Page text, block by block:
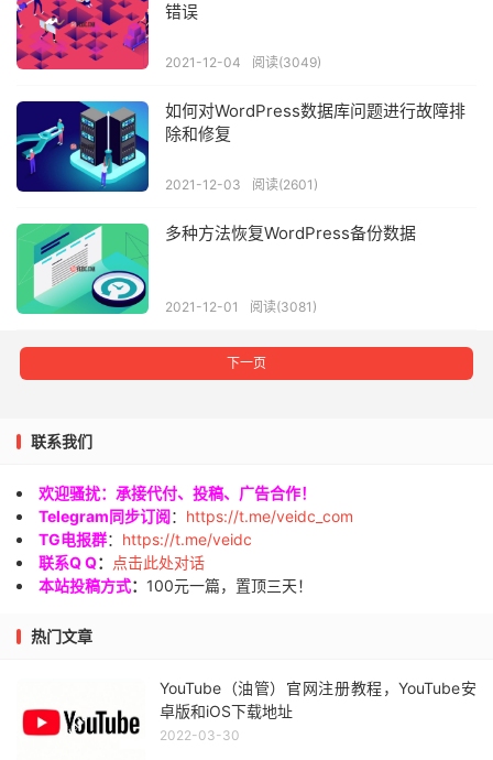
错误
2021-12-04 阅读(3049)
如何对WordPress数据库问题进行故障排
除和修复
2021-12-03 阅读(2601)
多种方法恢复WordPress备份数据
2021-12-01 阅读(3081)
下一页
联系我们
欢迎骚扰：承接代付、投稿、广告合作！
Telegram同步订阅： https://t.me/veidc_com
TG电报群： https://t.me/veidc
联系Q Q：
点击此处对话
本站投稿方式： 100元一篇，置顶三天！
热门文章
YouTube（油管）官网注册教程，YouTube安
卓版和iOS下载地址
2022-03-30